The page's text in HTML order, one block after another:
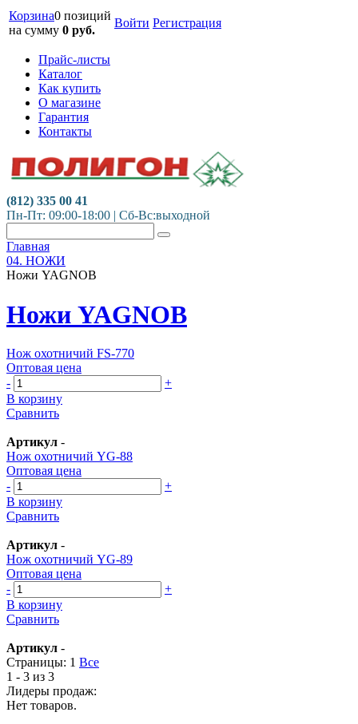
Корзина0 позиций
на сумму 0 руб.
Войти Регистрация
Прайс-листы
Каталог
Как купить
О магазине
Гарантия
Контакты
(812) 335 00 41
Пн-Пт: 09:00-18:00 | Сб-Вс:выходной
Главная
04. НОЖИ
Ножи YAGNOB
Ножи YAGNOB
Нож охотничий FS-770
Оптовая цена
-
+
В корзину
Сравнить
Артикул -
Нож охотничий YG-88
Оптовая цена
-
+
В корзину
Сравнить
Артикул -
Нож охотничий YG-89
Оптовая цена
-
+
В корзину
Сравнить
Артикул -
Страницы: 1 Все
1 - 3 из 3
Лидеры продаж:
Нет товаров.